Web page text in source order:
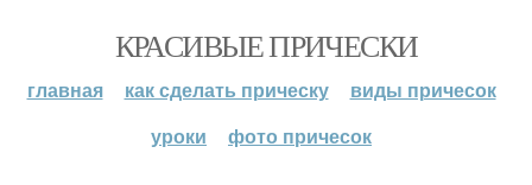
КРАСИВЫЕ ПРИЧЕСКИ
главная как сделать прическу
виды причесок
уроки
фото причесок